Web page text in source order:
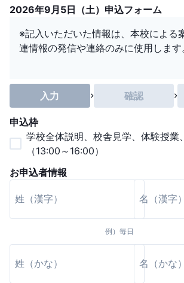
2026年9月5日（土）申込フォーム
※記入いただいた情報は、本校による
連情報の発信や連絡のみに使用します
入力 確認
申込枠
学校全体説明、校舎見学、体験授業
（13:00～16:00）
お申込者情報
例） 毎日